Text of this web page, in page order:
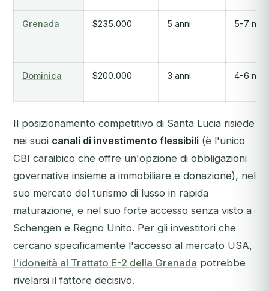
Grenada $235.000 5 anni 5-7
Dominica $200.000 3 anni 4-6
Il posizionamento competitivo di Santa Lucia risiede
nei suoi canali di investimento flessibili (è l'unico
CBI caraibico che offre un'opzione di obbligazioni
governative insieme a immobiliare e donazione), nel
suo mercato del turismo di lusso in rapida
maturazione, e nel suo forte accesso senza visto a
Schengen e Regno Unito. Per gli investitori che
cercano specificamente l'accesso al mercato USA,
l'idoneità al Trattato E-2 della Grenada potrebbe
rivelarsi il fattore decisivo.